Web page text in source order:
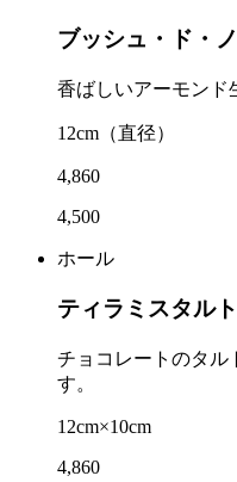
ブッシュ・ド・
香ばしいアーモンド
12cm （直径）
4,860
4,500
ホール
ティラミスタルト
チョコレートのタル
す。
12cm×10cm
4,860